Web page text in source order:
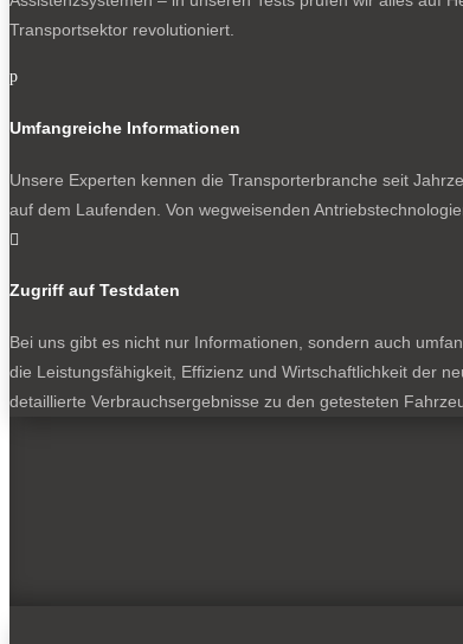
Transportsektor revolutioniert.
p
Umfangreiche Informationen
Unsere Experten kennen die Transporterbranche seit
auf dem Laufenden. Von wegweisenden

Zugriff auf Testdaten
Bei uns gibt es nicht nur Informationen, sondern auch
die Leistungsfähigkeit, Effizienz und Wirtschaftlichkeit der
detaillierte Verbrauchsergebnisse zu den getesteten